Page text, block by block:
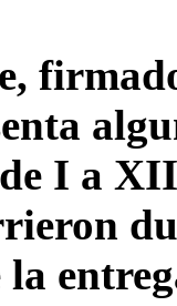
de I a